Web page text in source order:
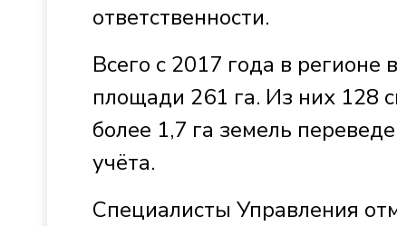
ответственности.
Всего с 2017 года в
площади 261 га. Из них 128
более 1,7 га земель
учёта.
Специалисты Управления